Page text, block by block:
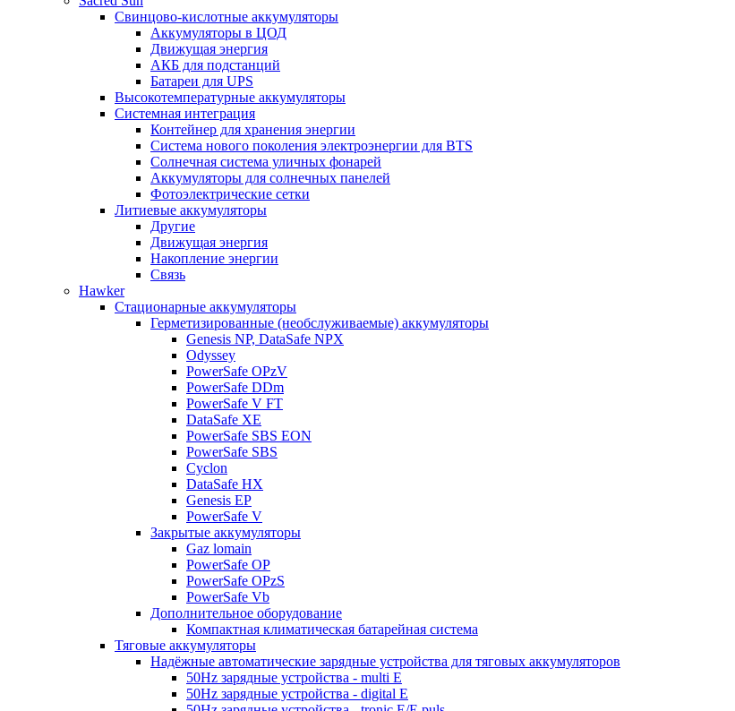
Свинцово-кислотные аккумуляторы
Аккумуляторы в ЦОД
Движущая энергия
АКБ для подстанций
Батареи для UPS
Высокотемпературные аккумуляторы
Системная интеграция
Контейнер для хранения энергии
Система нового поколения электроэнергии для BTS
Солнечная система уличных фонарей
Аккумуляторы для солнечных панелей
Фотоэлектрические сетки
Литиевые аккумуляторы
Другие
Движущая энергия
Накопление энергии
Связь
Hawker
Стационарные аккумуляторы
Герметизированные (необслуживаемые) аккумуляторы
Genesis NP, DataSafe NPX
Odyssey
PowerSafe OPzV
PowerSafe DDm
PowerSafe V FT
DataSafe XE
PowerSafe SBS EON
PowerSafe SBS
Cyclon
DataSafe HX
Genesis EP
PowerSafe V
Закрытые аккумуляторы
Gaz lomain
PowerSafe OP
PowerSafe OPzS
PowerSafe Vb
Дополнительное оборудование
Компактная климатическая батарейная система
Тяговые аккумуляторы
Надёжные автоматические зарядные устройства для тяговых аккумуляторов
50Hz зарядные устройства - multi E
50Hz зарядные устройства - digital E